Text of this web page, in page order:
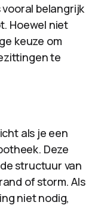
belangrijk
Hoewel niet
keuze om
te
als je een
Deze
structuur van
of storm. Als
niet nodig,